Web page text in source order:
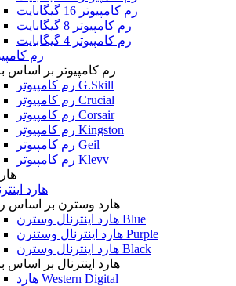
رم کامپیوتر 16 گیگابایت
رم کامپیوتر 8 گیگابایت
رم کامپیوتر 4 گیگابایت
رم
رم کامپیوتر بر اساس
رم کامپیوتر G.Skill
رم کامپیوتر Crucial
رم کامپیوتر Corsair
رم کامپیوتر Kingston
رم کامپیوتر Geil
رم کامپیوتر Klevv
هارد
هارد وسترن بر اساس
هارد اینترنال وسترن Blue
هارد اینترنال وستنرن Purple
هارد اینترنال وسترن Black
هارد اینترنال بر اساس
هارد Western Digital